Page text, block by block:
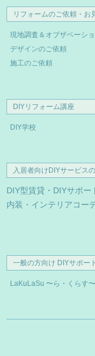
リフォームのご依頼・お
現地調査＆オブザベーシ
デザインのご依頼
施工のご依頼
DIYリフォーム講座
DIY学校
入居者向けDIYサービス
DIY型賃貸・DIYサポ
内装・インテリアコー
一般の方向け DIYサポート
LaKuLaSu 〜ら・くらす〜